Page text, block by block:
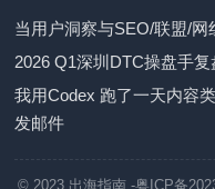
当用户洞察与SEO/联盟/
2026 Q1深圳DTC操盘手
我用Codex 跑了一天内容
发邮件
© 2023 出海指南 -粤ICP备